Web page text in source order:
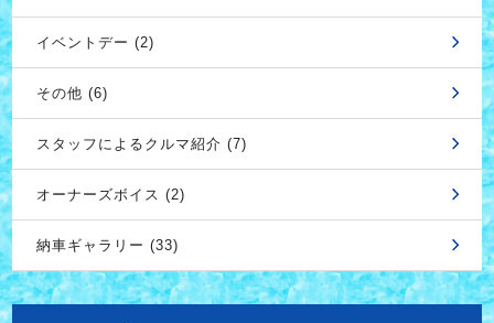
イベントデー (2)
その他 (6)
スタッフによるクルマ紹介 (7)
オーナーズボイス (2)
納車ギャラリー (33)